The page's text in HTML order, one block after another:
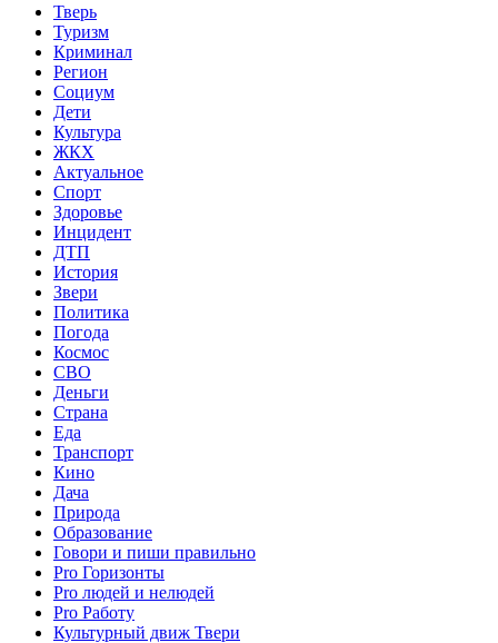
Тверь
Туризм
Криминал
Регион
Социум
Дети
Культура
ЖКХ
Актуальное
Спорт
Здоровье
Инцидент
ДТП
История
Звери
Политика
Погода
Космос
СВО
Деньги
Страна
Еда
Транспорт
Кино
Дача
Природа
Образование
Говори и пиши правильно
Pro Горизонты
Pro людей и нелюдей
Pro Работу
Культурный движ Твери